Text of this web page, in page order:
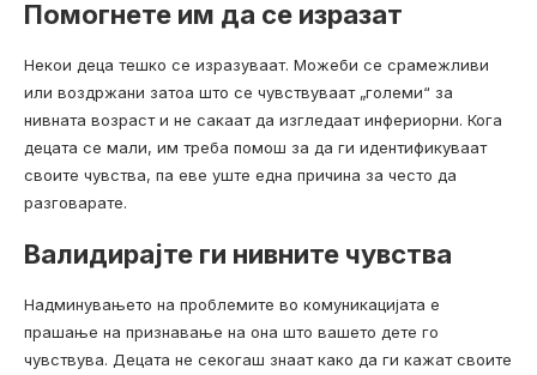
Помогнете им да се изразат
Некои деца тешко се изразуваат. Можеби се срамежливи
или воздржани затоа што се чувствуваат „големи“ за
нивната возраст и не сакаат да изгледаат инфериорни. Кога
децата се мали, им треба помош за да ги идентификуваат
своите чувства, па еве уште една причина за често да
разговарате.
Валидирајте ги нивните чувства
Надминувањето на проблемите во комуникацијата е
прашање на признавање на она што вашето дете го
чувствува. Децата не секогаш знаат како да ги кажат своите